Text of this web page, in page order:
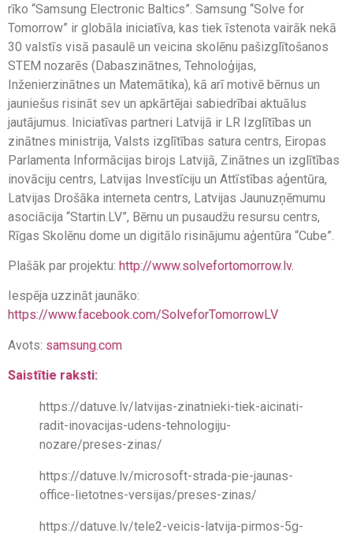
rīko “Samsung Electronic Baltics”. Samsung “Solve for
Tomorrow” ir globāla iniciatīva, kas tiek īstenota vairāk nekā
30 valstīs visā pasaulē un veicina skolēnu pašizglītošanos
STEM nozarēs (Dabaszinātnes, Tehnoloģijas,
Inženierzinātnes un Matemātika), kā arī motivē bērnus un
jauniešus risināt sev un apkārtējai sabiedrībai aktuālus
jautājumus. Iniciatīvas partneri Latvijā ir LR Izglītības un
zinātnes ministrija, Valsts izglītības satura centrs, Eiropas
Parlamenta Informācijas birojs Latvijā, Zinātnes un izglītības
inovāciju centrs, Latvijas Investīciju un Attīstības aģentūra,
Latvijas Drošāka interneta centrs, Latvijas Jaunuzņēmumu
asociācija “Startin.LV”, Bērnu un pusaudžu resursu centrs,
Rīgas Skolēnu dome un digitālo risinājumu aģentūra “Cube”.
Plašāk par projektu: http://www.solvefortomorrow.lv.
Iespēja uzzināt jaunāko:
https://www.facebook.com/SolveforTomorrowLV
Avots: samsung.com
Saistītie raksti:
https://datuve.lv/latvijas-zinatnieki-tiek-aicinati-
radit-inovacijas-udens-tehnologiju-
nozare/preses-zinas/
https://datuve.lv/microsoft-strada-pie-jaunas-
office-lietotnes-versijas/preses-zinas/
https://datuve.lv/tele2-veicis-latvija-pirmos-5g-